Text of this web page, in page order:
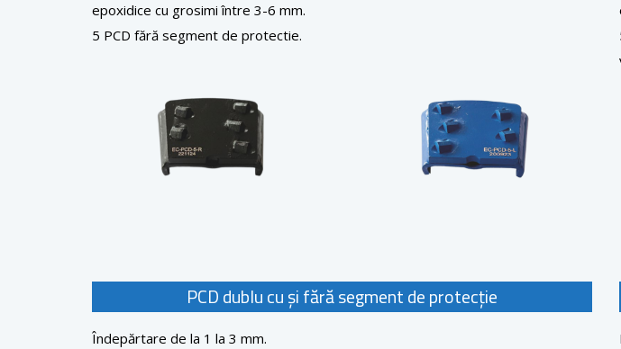
epoxidice cu grosimi între 3-6 mm.
5 PCD fără segment de protectie.
PCD dublu cu și fără segment de protecție
Îndepărtare de la 1 la 3 mm.